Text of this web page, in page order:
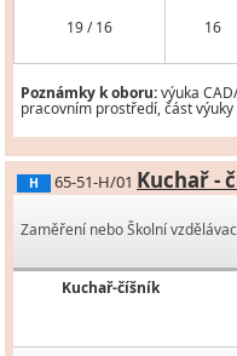
19 / 16 16
Poznámky k oboru:výuka
pracovním prostředí, část
H 65-51-H/01 Kuchař -
Zaměření nebo Školní
Kuchař-číšník